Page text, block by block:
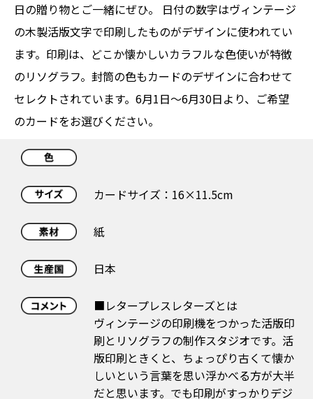
日の贈り物とご一緒にぜひ。 日付の数字はヴィンテージ
の木製活版文字で印刷したものがデザインに使われてい
ます。印刷は、どこか懐かしいカラフルな色使いが特徴
のリソグラフ。封筒の色もカードのデザインに合わせて
セレクトされています。6月1日～6月30日より、ご希望
のカードをお選びください。
カードサイズ：16×11.5cm
紙
日本
■レタープレスレターズとは
ヴィンテージの印刷機をつかった活版印
刷とリソグラフの制作スタジオです。活
版印刷ときくと、ちょっぴり古くて懐か
しいという言葉を思い浮かべる方が大半
だと思います。でも印刷がすっかりデジ